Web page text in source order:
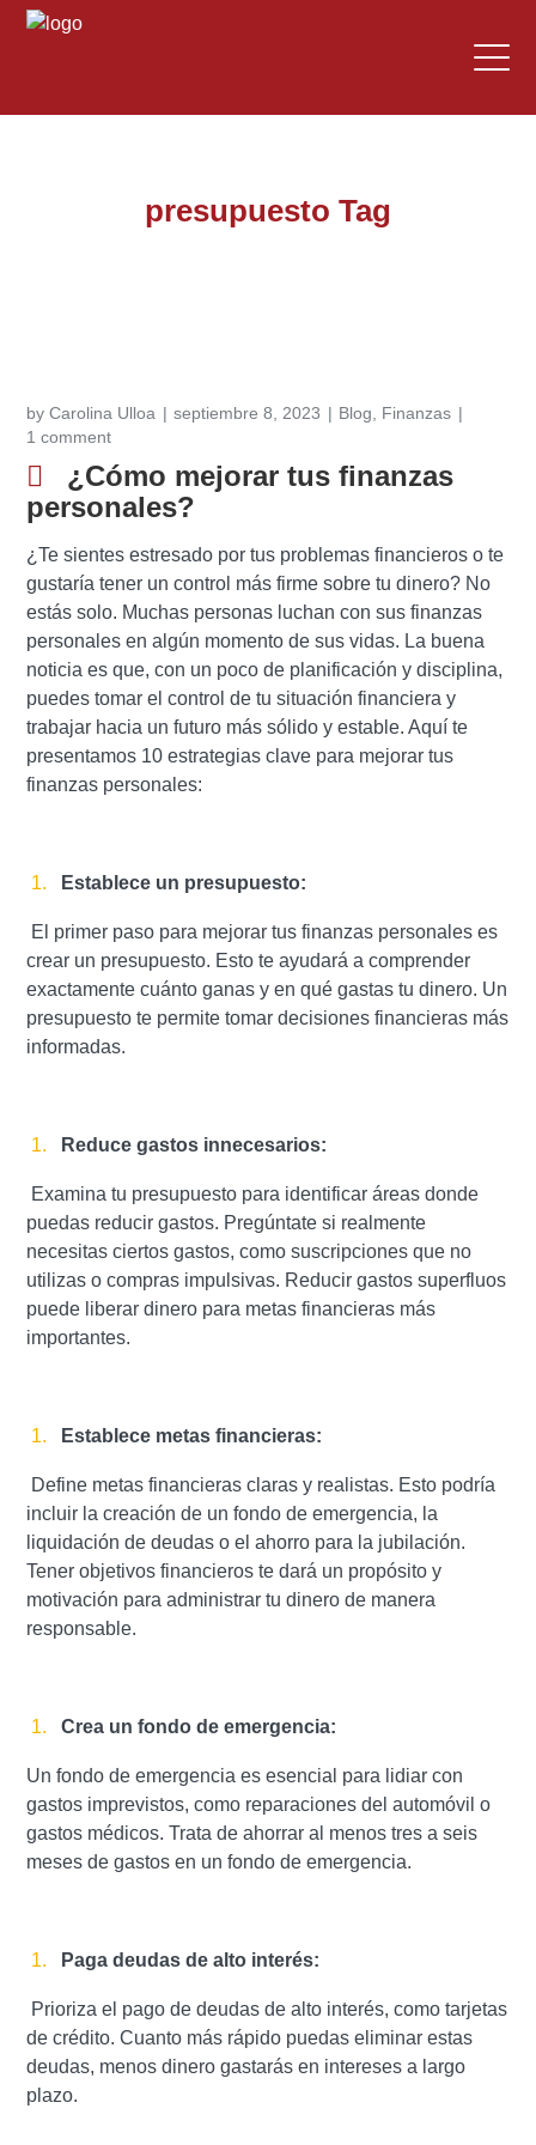
presupuesto Tag
byCarolina Ulloa septiembre 8, 2023 Blog
Finanzas
1 comment
¿Cómo mejorar tus finanzas
personales?
¿Te sientes estresado por tus problemas financieros o te
gustaría tener un control más firme sobre tu dinero? No
estás solo. Muchas personas luchan con sus finanzas
personales en algún momento de sus vidas. La buena
noticia es que, con un poco de planificación y disciplina,
puedes tomar el control de tu situación financiera y
trabajar hacia un futuro más sólido y estable. Aquí te
presentamos 10 estrategias clave para mejorar tus
finanzas personales:
Establece un presupuesto:
El primer paso para mejorar tus finanzas personales es
crear un presupuesto. Esto te ayudará a comprender
exactamente cuánto ganas y en qué gastas tu dinero. Un
presupuesto te permite tomar decisiones financieras más
informadas.
Reduce gastos innecesarios:
Examina tu presupuesto para identificar áreas donde
puedas reducir gastos. Pregúntate si realmente
necesitas ciertos gastos, como suscripciones que no
utilizas o compras impulsivas. Reducir gastos superfluos
puede liberar dinero para metas financieras más
importantes.
Establece metas financieras:
Define metas financieras claras y realistas. Esto podría
incluir la creación de un fondo de emergencia, la
liquidación de deudas o el ahorro para la jubilación.
Tener objetivos financieros te dará un propósito y
motivación para administrar tu dinero de manera
responsable.
Crea un fondo de emergencia:
Un fondo de emergencia es esencial para lidiar con
gastos imprevistos, como reparaciones del automóvil o
gastos médicos. Trata de ahorrar al menos tres a seis
meses de gastos en un fondo de emergencia.
Paga deudas de alto interés:
Prioriza el pago de deudas de alto interés, como tarjetas
de crédito. Cuanto más rápido puedas eliminar estas
deudas, menos dinero gastarás en intereses a largo
plazo.